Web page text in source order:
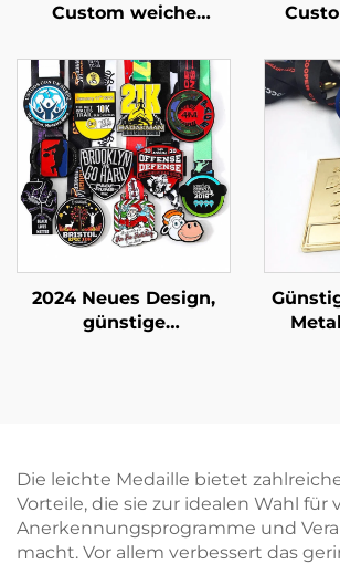
Custom weiche
Custom 3D
Vergoldungsmedaille
Custom Laufmedaille
aus Zinklegierung
weiche
2024 Neues Design,
günstige
Die leichte Medaille bietet
Vorteile, die sie zur idealen Wahl für
Anerkennungsprogramme und
macht. Vor allem verbessert das